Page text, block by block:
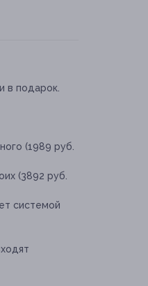
в подарок.
(1989 руб.
(3892 руб.
системой